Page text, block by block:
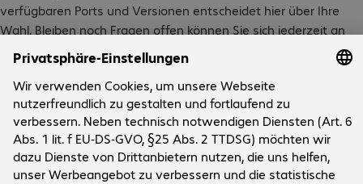
verfügbaren Ports und Versionen entscheidet hier über Ihre
Wahl. Bleiben noch Fragen offen können Sie sich jederzeit an
unsere Produktmanager wenden, die Sie bei der Auswahl der
passenden USB Anschlüsse für ihre Endgeräte gerne berät.
Unternehmen